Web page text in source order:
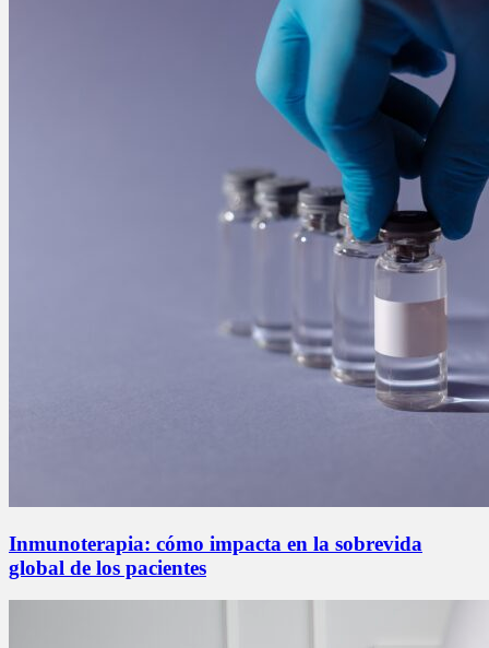
Inmunoterapia: cómo impacta en la sobrevida
global de los pacientes